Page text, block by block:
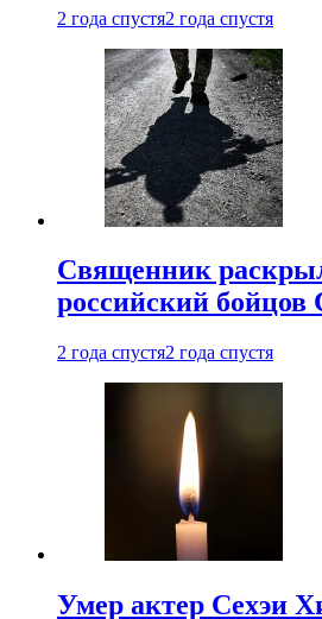
2 года спустя2 года спустя
Священник
российский
2 года спустя2 года спустя
Умер актер Сехэи